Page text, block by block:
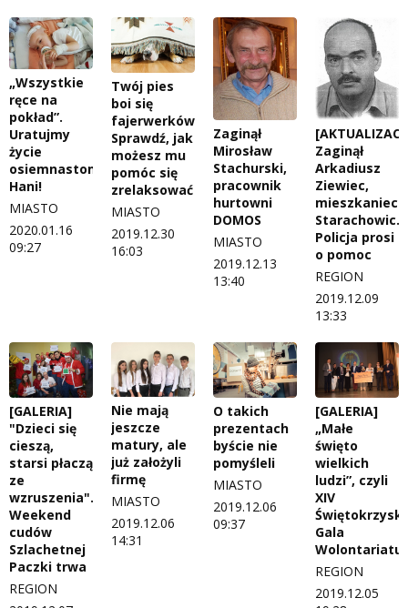
„Wszystkie
ręce na
pokład”.
Uratujmy
życie
osiemnastomiesięcznej
Hani!
MIASTO
2020.01.16
09:27
Twój pies
boi się
fajerwerków?
Sprawdź, jak
możesz mu
pomóc się
zrelaksować
MIASTO
2019.12.30
16:03
Zaginął
Mirosław
Stachurski,
pracownik
hurtowni
DOMOS
MIASTO
2019.12.13
13:40
Zaginął
Arkadiusz
Ziewiec,
mieszkaniec
Starachowic.
Policja prosi
o pomoc
REGION
2019.12.09
13:33
[GALERIA]
"Dzieci się
cieszą,
starsi płaczą
ze
wzruszenia".
Weekend
cudów
Szlachetnej
Paczki trwa
REGION
Nie mają
jeszcze
matury, ale
już założyli
firmę
MIASTO
2019.12.06
14:31
O takich
prezentach
byście nie
pomyśleli
MIASTO
2019.12.06
09:37
[GALERIA]
„Małe
święto
wielkich
ludzi”, czyli
XIV
Gala
Wolontariatu
REGION
2019.12.05